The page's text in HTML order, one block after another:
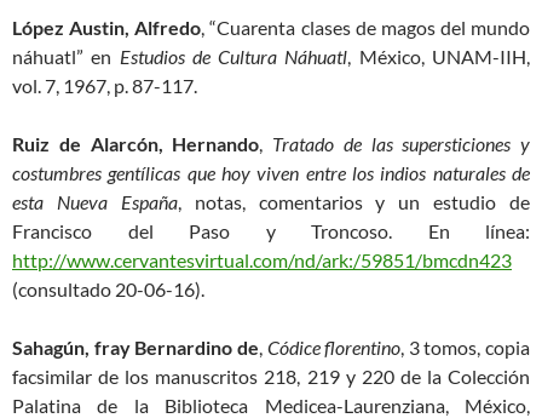
López Austin, Alfredo , “Cuarenta clases de magos del mundo
náhuatl” en Estudios de Cultura Náhuatl , México, UNAM-IIH,
vol. 7, 1967, p. 87-117.
Ruiz de Alarcón, Hernando
Tratado de las supersticiones y
costumbres gentílicas que hoy viven entre los indios naturales de
esta Nueva España, notas, comentarios y un estudio de
Francisco del Paso y Troncoso. En línea:
http://www.cervantesvirtual.com/nd/ark:/59851/bmcdn423
(consultado 20-06-16).
Sahagún, fray Bernardino de Códice florentino , 3 tomos, copia
facsimilar de los manuscritos 218, 219 y 220 de la Colección
Palatina de la Biblioteca Medicea-Laurenziana, México,